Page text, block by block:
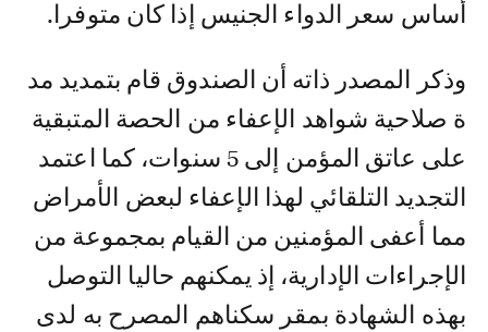
أساس سعر الدواء الجنيس إذا كان متوفرا.
وذكر المصدر ذاته أن الصندوق قام بتمديد مد
ة صلاحية شواهد الإعفاء من الحصة المتبقية
على عاتق المؤمن إلى 5 سنوات، كما اعتمد
التجديد التلقائي لهذا الإعفاء لبعض الأمراض
مما أعفى المؤمنين من القيام بمجموعة من
الإجراءات الإدارية، إذ يمكنهم حاليا التوصل
بهذه الشهادة بمقر سكناهم المصرح به لدى